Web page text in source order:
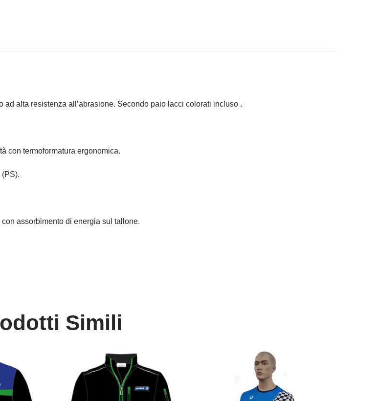
alta resistenza all’abrasione. Secondo paio lacci colorati incluso .
con termoformatura ergonomica.
assorbimento di energia sul tallone.
Simili